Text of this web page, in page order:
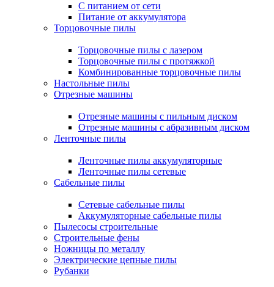
С питанием от сети
Питание от аккумулятора
Торцовочные пилы
Торцовочные пилы с лазером
Торцовочные пилы с протяжкой
Комбинированные торцовочные пилы
Настольные пилы
Отрезные машины
Отрезные машины с пильным диском
Отрезные машины с абразивным диском
Ленточные пилы
Ленточные пилы аккумуляторные
Ленточные пилы сетевые
Сабельные пилы
Сетевые сабельные пилы
Аккумуляторные сабельные пилы
Пылесосы строительные
Строительные фены
Ножницы по металлу
Электрические цепные пилы
Рубанки